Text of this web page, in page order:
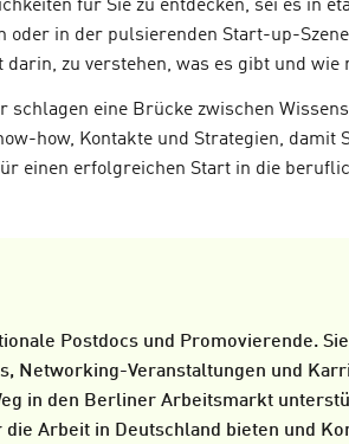
für Sie zu entdecken, sei es in
oder in der pulsierenden Start-up-
zu verstehen, was es gibt und wie
schlagen eine Brücke zwischen
how, Kontakte und Strategien, damit
einen erfolgreichen Start in die
Postdocs und Promovierende. Sie
Networking-Veranstaltungen und
in den Berliner Arbeitsmarkt
Arbeit in Deutschland bieten und